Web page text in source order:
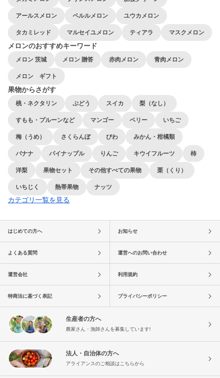
アールスメロン ペルルメロン ユウカメロン
タカミレッド マルセイユメロン ティアラ マスクメロン
メロンのおすすめキーワード
メロン 茨城 メロン 贈答 赤肉メロン 青肉メロン
メロン ギフト
果物からさがす
桃・ネクタリン ぶどう スイカ 梨（なし）
すもも・プルーンなど マンゴー ベリー いちご
梅（うめ） さくらんぼ びわ みかん・柑橘類
バナナ パイナップル りんご キウイフルーツ 柿
洋梨 果物セット その他すべての果物 栗（くり）
いちじく 熱帯果物 ナッツ
カテゴリ一覧を見る
はじめての方へ お知らせ
よくある質問 運営へのお問い合わせ
運営会社 利用規約
特商法に基づく表記 プライバシーポリシー
生産者の方へ
農家さん・漁師さんを募集しています!
法人・自治体の方へ
アライアンスのご相談はこちらから